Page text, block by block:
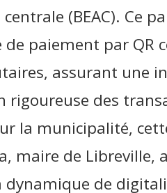
centrale (BEAC).
de paiement par QR
assurant une
rigoureuse des
la municipalité,
maire de
dynamique de